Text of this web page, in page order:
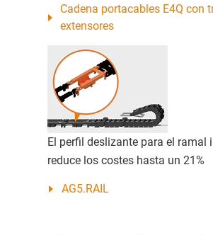
Cadena portacables E4Q con
extensores
El perfil deslizante para el ramal
reduce los costes hasta un 21%
AG5.RAIL